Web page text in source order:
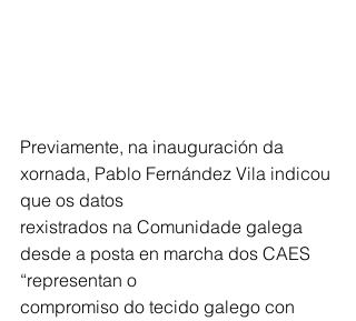
Previamente, na inauguración da
xornada, Pablo Fernández Vila indicou
que os datos
rexistrados na Comunidade galega
desde a posta en marcha dos CAES
“representan o
compromiso do tecido galego con